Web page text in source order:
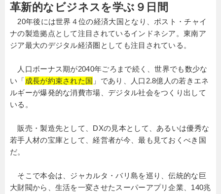
革新的なビジネスを学ぶ９日間
20年後には世界４位の経済大国となり、ポスト・チャイ
ナの製造拠点として注目されているインドネシア。東南ア
ジア最大のデジタル経済圏としても注目されている。
人口ボーナス期が2040年ごろまで続く、世界でも数少な
い「 成長が約束された国 」であり、人口2.8億人の若きエネ
ルギーが爆発的な消費市場、デジタル社会をつくり出して
いる。
販売・製造先として、DXの見本として、あるいは優秀な
若手人材の宝庫として、経営者が今、最も見ておくべき国
だ。
そこで本会は、ジャカルタ・バリ島を巡り、伝統的な巨
大財閥から、生活を一変させたスーパーアプリ企業、140兆